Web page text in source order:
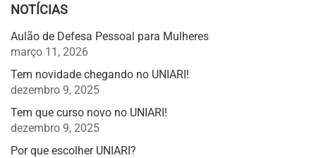
NOTÍCIAS
Aulão de Defesa Pessoal para Mulheres
março 11, 2026
Tem novidade chegando no UNIARI!
dezembro 9, 2025
Tem que curso novo no UNIARI!
dezembro 9, 2025
Por que escolher UNIARI?